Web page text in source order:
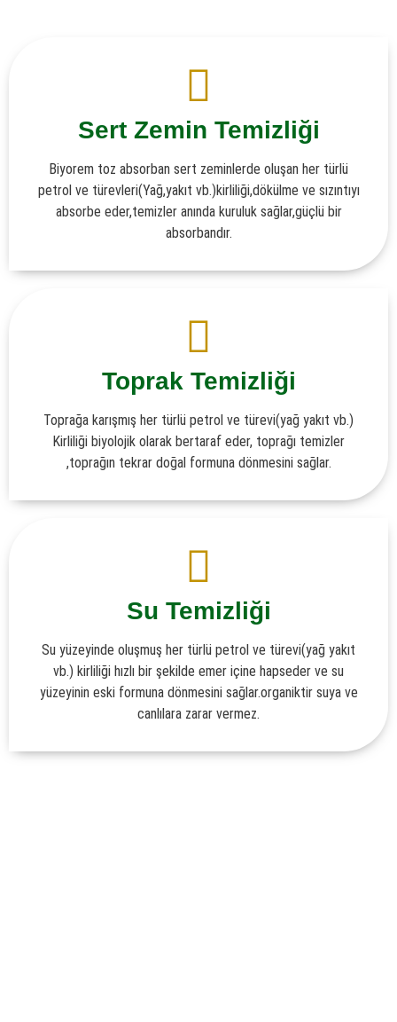
Sert Zemin Temizliği
Biyorem toz absorban sert zeminlerde oluşan her türlü
petrol ve türevleri(Yağ,yakıt vb.)kirliliği,dökülme ve sızıntıyı
absorbe eder,temizler anında kuruluk sağlar,güçlü bir
absorbandır.
Toprak Temizliği
Toprağa karışmış her türlü petrol ve türevi(yağ yakıt vb.)
Kirliliği biyolojik olarak bertaraf eder, toprağı temizler
,toprağın tekrar doğal formuna dönmesini sağlar.
Su Temizliği
Su yüzeyinde oluşmuş her türlü petrol ve türevi(yağ yakıt
vb.) kirliliği hızlı bir şekilde emer içine hapseder ve su
yüzeyinin eski formuna dönmesini sağlar.organiktir suya ve
canlılara zarar vermez.